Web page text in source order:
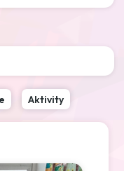
Aktivity